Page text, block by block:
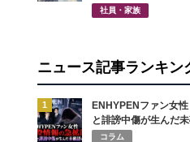
社員・家族
ニュース記事ランキン
1
ENHYPENファン女
と誹謗中傷が生んだ
コラム